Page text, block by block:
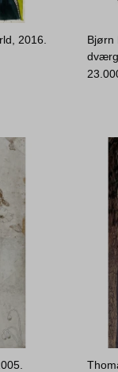
2016.
Bjørn